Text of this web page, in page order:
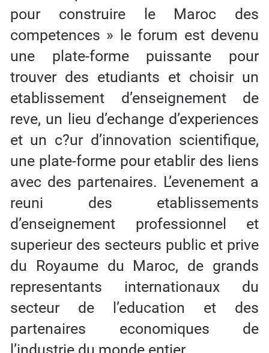
pour construire le Maroc des
competences » le forum est devenu
une plate-forme puissante pour
trouver des etudiants et choisir un
etablissement d’enseignement de
reve, un lieu d’echange d’experiences
et un c?ur d’innovation scientifique,
une plate-forme pour etablir des liens
avec des partenaires. L’evenement a
reuni des etablissements
d’enseignement professionnel et
superieur des secteurs public et prive
du Royaume du Maroc, de grands
representants internationaux du
secteur de l’education et des
partenaires economiques de